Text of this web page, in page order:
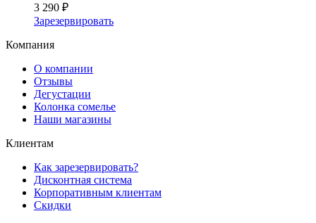
3 290 ₽
Зарезервировать
Компания
О компании
Отзывы
Дегустации
Колонка сомелье
Наши магазины
Клиентам
Как зарезервировать?
Дисконтная система
Корпоративным клиентам
Скидки